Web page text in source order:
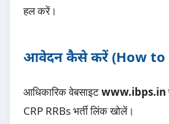
हल करें।
आवेदन कैसे करें (How to
आधिकारिक वेबसाइटwww.ibps.in
CRP RRBs भर्ती लिंक खोलें।